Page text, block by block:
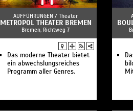
AUFFÜHRUNGEN / Theater
METROPOL THEATER BREMEN
Bremen, Richtweg 7
Das moderne Theater bietet
ein abwechslungsreiches
Programm aller Genres.